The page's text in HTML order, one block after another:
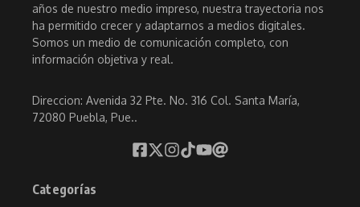
años de nuestro medio impreso, nuestra trayectoria nos
ha permitido crecer y adaptarnos a medios digitales.
Somos un medio de comunicación completo, con
información objetiva y real.
Direccion: Avenida 32 Pte. No. 316 Col. Santa María,
72080 Puebla, Pue..
Categorías